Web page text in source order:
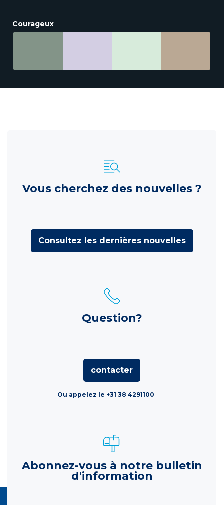
Courageux
Vous cherchez des nouvelles ?
Consultez les dernières nouvelles
Question?
contacter
Ou appelez le +31 38 4291100
Abonnez-vous à notre bulletin
d'information